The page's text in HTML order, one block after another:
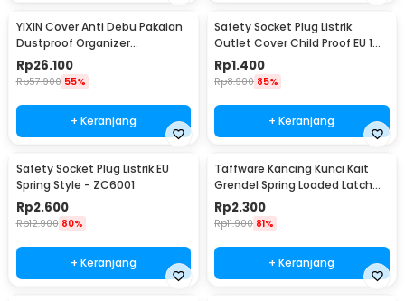
YIXIN Cover Anti Debu Pakaian
Dustproof Organizer
60x30x110cm - PEVA
Rp26.100
Rp57.900 55%
+ Keranjang
Safety Socket Plug Listrik
Outlet Cover Child Proof EU 1
PCS
Rp1.400
Rp8.900 85%
+ Keranjang
Safety Socket Plug Listrik EU
Spring Style - ZC6001
Rp2.600
Rp12.900 80%
+ Keranjang
Taffware Kancing Kunci Kait
Grendel Spring Loaded Latch
Catch Hasp - KAK-J107
Rp2.300
Rp11.900 81%
+ Keranjang